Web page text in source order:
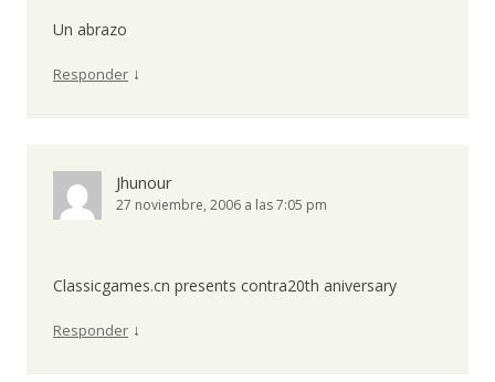
Un abrazo
Responder ↓
Jhunour
27 noviembre, 2006 a las 7:05 pm
Classicgames.cn presents contra20th aniversary
Responder ↓